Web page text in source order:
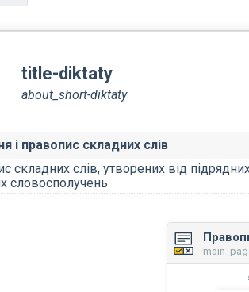
title-diktaty
about_short-diktaty
і правопис складних слів
складних слів, утворених від
словосполучень